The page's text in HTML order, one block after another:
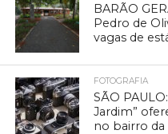
BARÃO
Pedro de
vagas de
FOTOGRAFIA
SÃO
Jardim”
no bairro da